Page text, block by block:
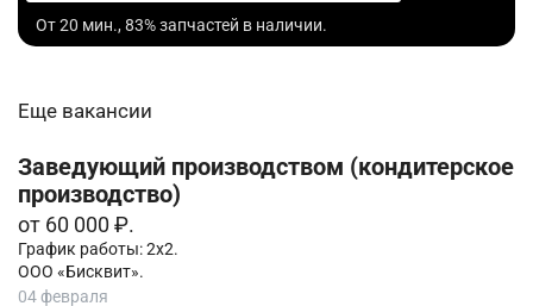
От 20 мин., 83% запчастей в наличии.
Еще вакансии
Заведующий производством (кондитерское
производство)
от 60 000 ₽.
График работы: 2х2.
ООО «Бисквит».
04 февраля